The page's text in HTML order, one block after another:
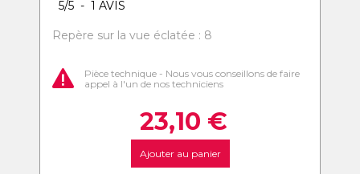
5/5 - 1 AVIS
Repère sur la vue éclatée : 8
Pièce technique - Nous vous conseillons de faire
appel à l'un de nos techniciens
23,10 €
Ajouter au panier